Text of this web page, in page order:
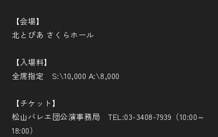
【会場】
北とぴあ さくらホール
【入場料】
全席指定 S:\10,000 A:\8,000
【チケット】
松山バレエ団公演事務局 TEL:03-3408-7939（10:00～
18:00）